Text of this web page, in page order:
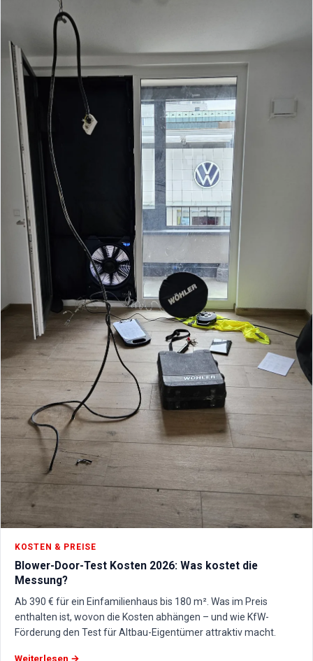
KOSTEN & PREISE
Blower-Door-Test Kosten 2026: Was kostet die
Messung?
Ab 390 € für ein Einfamilienhaus bis 180 m². Was im Preis
enthalten ist, wovon die Kosten abhängen – und wie KfW-
Förderung den Test für Altbau-Eigentümer attraktiv macht.
Weiterlesen →